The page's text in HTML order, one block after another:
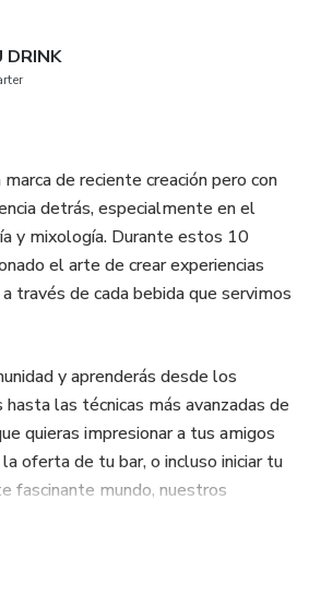
DRINK
de reciente creación pero con
detrás, especialmente en el
y mixología. Durante estos 10
el arte de crear experiencias
través de cada bebida que servimos
y aprenderás desde los
las técnicas más avanzadas de
quieras impresionar a tus amigos
oferta de tu bar, o incluso iniciar tu
fascinante mundo, nuestros